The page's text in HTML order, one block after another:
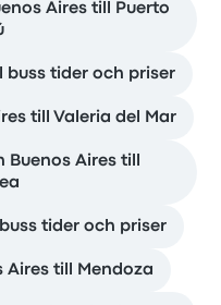
Aires till Puerto
buss tider och priser
till Valeria del Mar
Aires till
tider och priser
Aires till Mendoza